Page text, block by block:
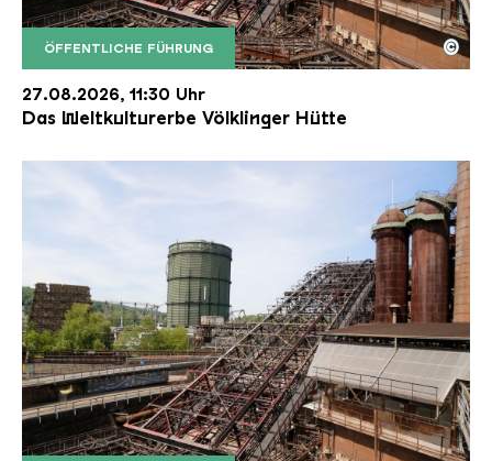
ÖFFENTLICHE FÜHRUNG
Der Erzschrägaufzug der Völklinger Hütte mit
Copyright: Weltkulturerbe Völklinger Hütte | Karl
©
27.08.2026, 11:30 Uhr
Das Weltkulturerbe Völklinger Hütte